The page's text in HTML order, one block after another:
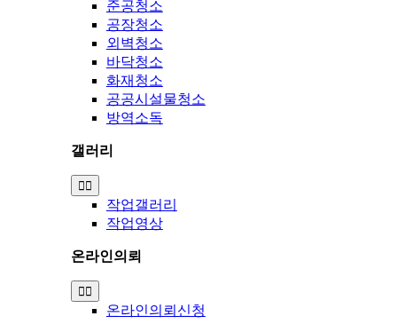
준공청소
공장청소
외벽청소
바닥청소
화재청소
공공시설물청소
방역소독
갤러리
Toggle
Navigation
작업갤러리
작업영상
온라인의뢰
Toggle
Navigation
온라인의뢰신청